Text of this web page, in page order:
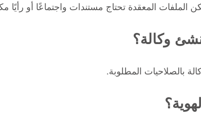
المعقدة تحتاج مستندات واجتماعًا أو رأيًا
وكالة؟
بالصلاحيات المطلوبة.